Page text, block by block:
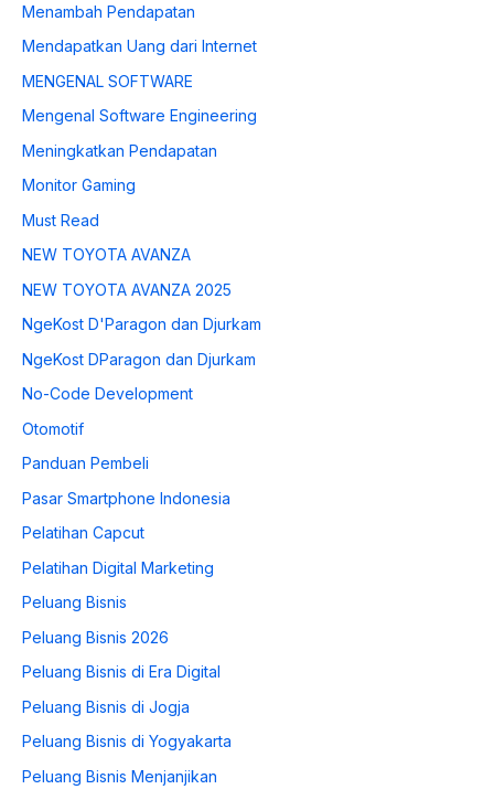
Menambah Pendapatan
Mendapatkan Uang dari Internet
MENGENAL SOFTWARE
Mengenal Software Engineering
Meningkatkan Pendapatan
Monitor Gaming
Must Read
NEW TOYOTA AVANZA
NEW TOYOTA AVANZA 2025
NgeKost D'Paragon dan Djurkam
NgeKost DParagon dan Djurkam
No-Code Development
Otomotif
Panduan Pembeli
Pasar Smartphone Indonesia
Pelatihan Capcut
Pelatihan Digital Marketing
Peluang Bisnis
Peluang Bisnis 2026
Peluang Bisnis di Era Digital
Peluang Bisnis di Jogja
Peluang Bisnis di Yogyakarta
Peluang Bisnis Menjanjikan